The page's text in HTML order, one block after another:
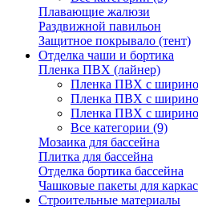
Плавающие жалюзи
Раздвижной павильон
Защитное покрывало (тент)
Отделка чаши и бортика
Пленка ПВХ (лайнер)
Пленка ПВХ с
Пленка ПВХ с
Пленка ПВХ с
Все категории (9)
Мозаика для бассейна
Плитка для бассейна
Отделка бортика бассейна
Чашковые пакеты для
Строительные материалы